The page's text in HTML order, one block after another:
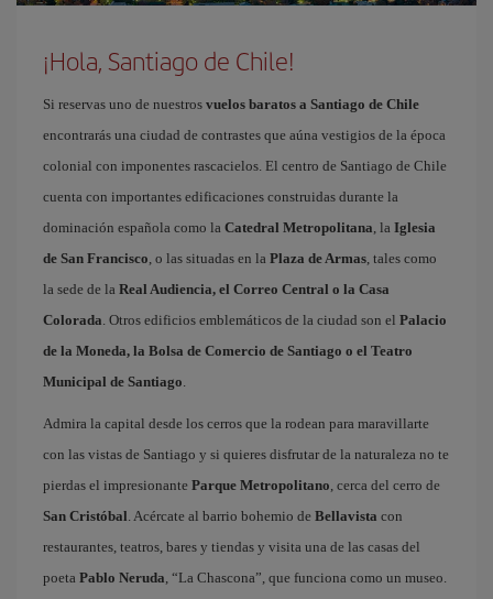
¡Hola, Santiago de Chile!
Si reservas uno de nuestros vuelos baratos a Santiago de Chile
encontrarás una ciudad de contrastes que aúna vestigios de la época
colonial con imponentes rascacielos. El centro de Santiago de Chile
cuenta con importantes edificaciones construidas durante la
dominación española como la Catedral Metropolitana, la Iglesia
de San Francisco, o las situadas en la Plaza de Armas, tales como
la sede de la Real Audiencia, el Correo Central o la Casa
Colorada. Otros edificios emblemáticos de la ciudad son el Palacio
de la Moneda, la Bolsa de Comercio de Santiago o el Teatro
Municipal de Santiago.
Admira la capital desde los cerros que la rodean para maravillarte
con las vistas de Santiago y si quieres disfrutar de la naturaleza no te
pierdas el impresionante Parque Metropolitano, cerca del cerro de
San Cristóbal. Acércate al barrio bohemio de Bellavista con
restaurantes, teatros, bares y tiendas y visita una de las casas del
poeta Pablo Neruda, “La Chascona”, que funciona como un museo.